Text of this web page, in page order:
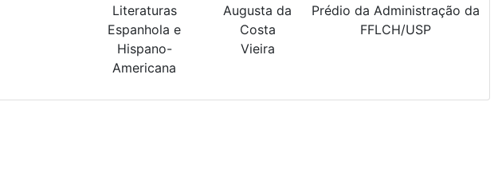
Literaturas
Espanhola e
Hispano-
Americana
Augusta da
Costa
Vieira
Prédio da Administração da
FFLCH/USP